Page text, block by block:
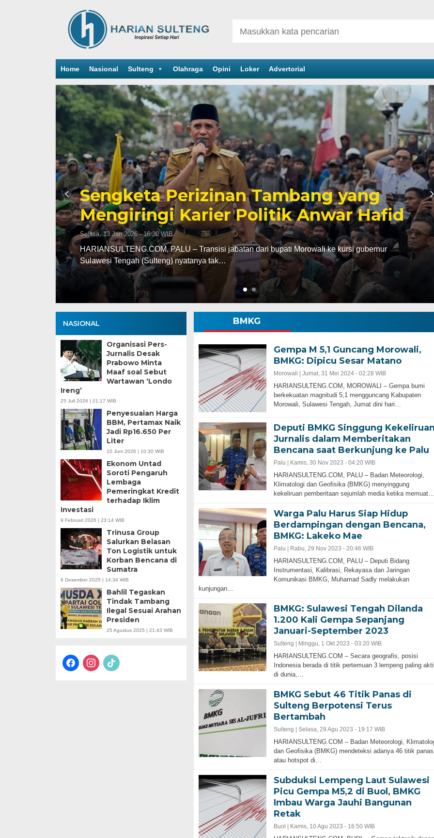
Home Nasional Sulteng Olahraga Opini Loker Advertorial
Kesaksian Buruh dan Potret Buram
Industri Nikel di Morowali
Minggu, 5 Jan 2025 - 18:59 WIB
HARIANSULTENG.COM, MOROWALI – Industri nikel mendapat citra positif sebagai tulang
punggung ekspor nasional. Mantra hilirisasi terus…
NASIONAL
Organisasi Pers-
Jurnalis Desak
Prabowo Minta
Maaf soal Sebut
Wartawan ‘Londo
Ireng’
25 Juli 2026 | 21:17 WIB
Penyesuaian Harga
BBM, Pertamax Naik
Jadi Rp16.650 Per
Liter
10 Juni 2026 | 10:30 WIB
Ekonom Untad
Soroti Pengaruh
Lembaga
Pemeringkat Kredit
terhadap Iklim
Investasi
9 Februari 2026 | 23:14 WIB
Trinusa Group
Salurkan Belasan
Ton Logistik untuk
Korban Bencana di
Sumatra
6 Desember 2025 | 14:34 WIB
Bahlil Tegaskan
Tindak Tambang
Ilegal Sesuai Arahan
Presiden
25 Agustus 2025 | 21:43 WIB
facebookinstagram
tiktok
BMKG
Gempa M 5,1 Guncang Morowali,
BMKG: Dipicu Sesar Matano
Morowali | Jumat, 31 Mei 2024 - 02:28 WIB
HARIANSULTENG.COM, MOROWALI – Gempa bumi
berkekuatan magnitudi 5,1 mengguncang Kabupaten
Morowali, Sulawesi Tengah, Jumat dini hari…
Deputi BMKG Singgung
Jurnalis dalam Memberitakan
Bencana saat Berkunjung ke Palu
Palu | Kamis, 30 Nov 2023 - 04:20 WIB
HARIANSULTENG.COM, PALU – Badan Meteorologi,
Klimatologi dan Geofisika (BMKG) menyinggung
kekeliruan pemberitaan sejumlah media ketika memuat…
Warga Palu Harus Siap Hidup
Berdampingan dengan Bencana,
BMKG: Lakeko Mae
Palu | Rabu, 29 Nov 2023 - 20:46 WIB
HARIANSULTENG.COM, PALU – Deputi Bidang
Instrumentasi, Kalibrasi, Rekayasa dan Jaringan
Komunikasi BMKG, Muhamad Sadly melakukan
kunjungan…
BMKG: Sulawesi Tengah Dilanda
1.200 Kali Gempa Sepanjang
Januari-September 2023
Sulteng | Minggu, 1 Okt 2023 - 03:20 WIB
HARIANSULTENG.COM – Secara geografis, posisi
Indonesia berada di titik pertemuan 3 lempeng paling
di dunia,…
BMKG Sebut 46 Titik Panas di
Sulteng Berpotensi Terus
Bertambah
Sulteng | Selasa, 29 Agu 2023 - 19:17 WIB
HARIANSULTENG.COM – Badan Meteorologi,
dan Geofisika (BMKG) mendeteksi adanya 46 titik panas
atau hotspot di…
Subduksi Lempeng Laut Sulawesi
Picu Gempa M5,2 di Buol, BMKG
Imbau Warga Jauhi Bangunan
Retak
Buol | Kamis, 10 Agu 2023 - 16:50 WIB